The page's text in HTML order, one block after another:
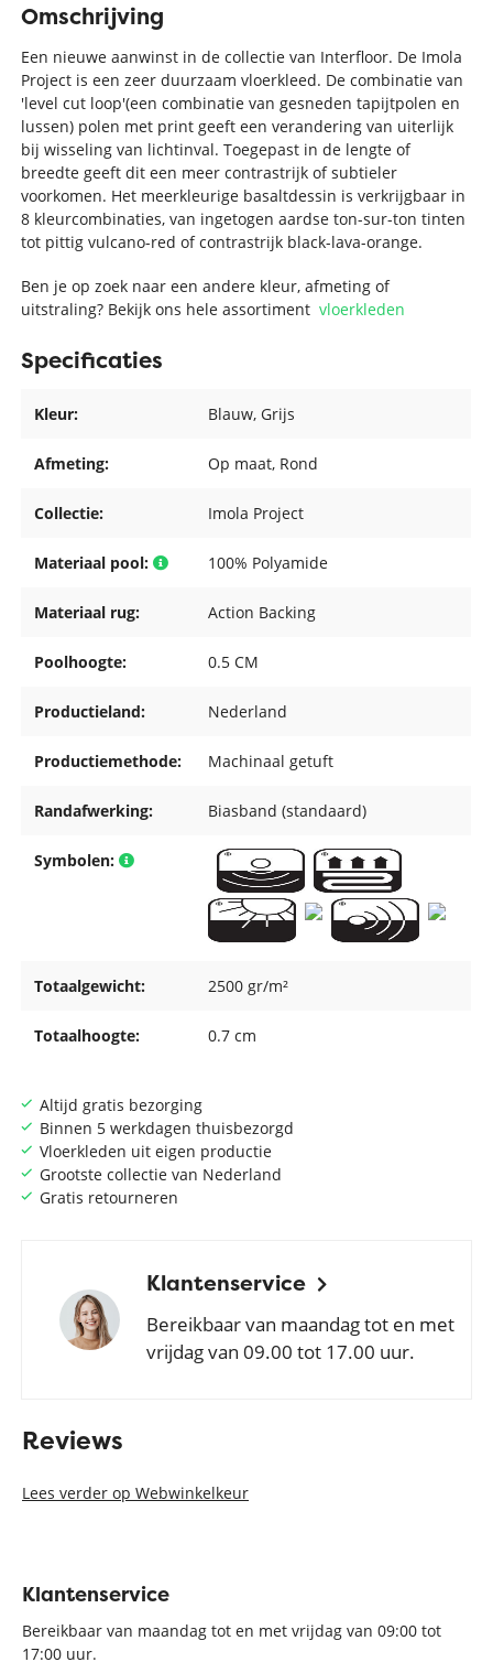
Altijd gratis bezorging
Binnen 5 werkdagen thuisbezorgd
Vloerkleden uit eigen productie
Grootste collectie van Nederland
Gratis retourneren
Klantenservice
Bereikbaar van maandag tot en met
vrijdag van 09.00 tot 17.00 uur.
Omschrijving
Een nieuwe aanwinst in de collectie van Interfloor. De Imola
Project is een zeer duurzaam vloerkleed. De combinatie van
'level cut loop'(een combinatie van gesneden tapijtpolen en
lussen) polen met print geeft een verandering van uiterlijk
bij wisseling van lichtinval. Toegepast in de lengte of
breedte geeft dit een meer contrastrijk of subtieler
voorkomen. Het meerkleurige basaltdessin is verkrijgbaar in
8 kleurcombinaties, van ingetogen aardse ton-sur-ton tinten
tot pittig vulcano-red of contrastrijk black-lava-orange.
Ben je op zoek naar een andere kleur, afmeting of
uitstraling? Bekijk ons hele assortimentvloerkleden
Specificaties
Kleur: Blauw, Grijs
Afmeting: Op maat, Rond
Collectie: Imola Project
Materiaal pool: 100% Polyamide
Materiaal rug: Action Backing
Poolhoogte: 0.5 CM
Productieland: Nederland
Productiemethode: Machinaal getuft
Randafwerking: Biasband (standaard)
Symbolen:
Totaalgewicht: 2500 gr/m²
Totaalhoogte: 0.7 cm
Reviews
Lees verder op Webwinkelkeur
Klantenservice
Bereikbaar van maandag tot en met vrijdag van 09:00 tot
17:00 uur.